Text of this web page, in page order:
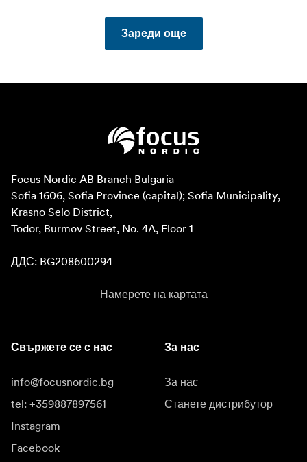
Зареди още
Focus Nordic AB Branch Bulgaria
Sofia 1606, Sofia Province (capital); Sofia Municipality,
Krasno Selo District,
Todor, Burmov Street, No. 4A, Floor 1
ДДС: BG208600294
Намерете на картата
Свържете се с нас
info@focusnordic.bg
tel: +359887897561
Instagram
Facebook
За нас
За нас
Станете дистрибутор